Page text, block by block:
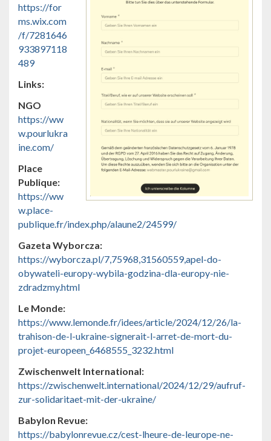
https://for
ms.wix.com
/f/7281646
933897118
489
Links:
NGO
https://ww
w.pourlukra
ine.com/
Place
Publique:
https://ww
w.place-
publique.fr/index.php/alaune2/24599/
Gazeta Wyborcza:
https://wyborcza.pl/7,75968,31560559,apel-do-
obywateli-europy-wybila-godzina-dla-europy-nie-
zdradzmy.html
Le Monde:
https://www.lemonde.fr/idees/article/2024/12/26/la-
trahison-de-l-ukraine-signerait-l-arret-de-mort-du-
projet-europeen_6468555_3232.html
Zwischenwelt International:
https://zwischenwelt.international/2024/12/29/aufruf-
zur-solidaritaet-mit-der-ukraine/
Babylon Revue:
https://babylonrevue.cz/cest-lheure-de-leurope-ne-